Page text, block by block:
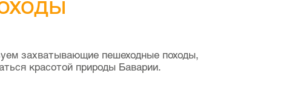
захватывающие пешеходные походы,
красотой природы Баварии.